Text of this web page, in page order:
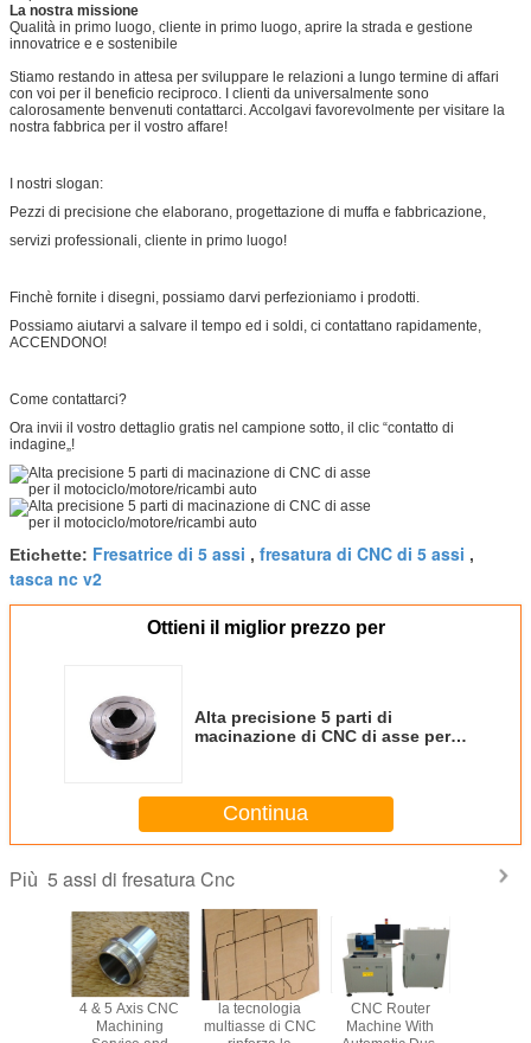
La nostra missione
Qualità in primo luogo, cliente in primo luogo, aprire la strada e gestione
innovatrice e e sostenibile
Stiamo restando in attesa per sviluppare le relazioni a lungo termine di affari
con voi per il beneficio reciproco. I clienti da universalmente sono
calorosamente benvenuti contattarci. Accolgavi favorevolmente per visitare la
nostra fabbrica per il vostro affare!
I nostri slogan:
Pezzi di precisione che elaborano, progettazione di muffa e fabbricazione,
servizi professionali, cliente in primo luogo!
Finchè fornite i disegni, possiamo darvi perfezioniamo i prodotti.
Possiamo aiutarvi a salvare il tempo ed i soldi, ci contattano rapidamente,
ACCENDONO!
Come contattarci?
Ora invii il vostro dettaglio gratis nel campione sotto, il clic “contatto di
indagine„!
Etichette: Fresatrice di 5 assi , fresatura di CNC di 5 assi ,
tasca nc v2
Ottieni il miglior prezzo per
Alta precisione 5 parti di
macinazione di CNC di asse per il
Continua
Più 5 assi di fresatura Cnc
4 & 5 Axis CNC
Machining
la tecnologia
multiasse di CNC
CNC Router
Machine With